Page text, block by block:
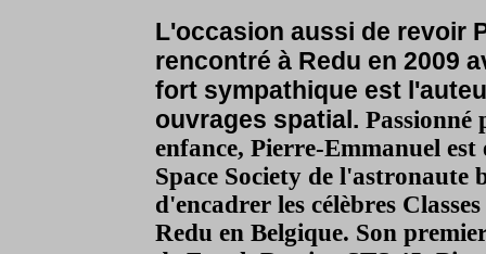
L'occasion aussi de revoir
rencontré à Redu en 2009
fort sympathique est
ouvrages spatial. Passionné
enfance, Pierre-Emmanuel
Space Society de
d'encadrer les célèbres
Redu en Belgique. Son